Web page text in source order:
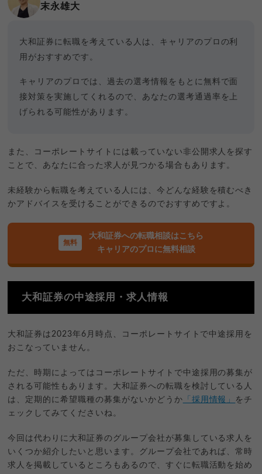
末永雄大
大和証券に転職を考えている人は、キャリアのプロの利
用がおすすめです。
キャリアのプロでは、過去の選考情報をもとに無料で面
接対策を実施してくれるので、あなたの選考通過率を上
げられる可能性があります。
また、コーポレートサイトには載っていない非公開求人を探す
ことで、あなたに合った求人が見つかる場合もあります。
未経験から転職を考えている人には、今どんな経験を積むべき
かアドバイスを受けることができるのでおすすめですよ。
大和証券への転職相談はこちら
キャリアのプロに無料相談
大和証券の中途採用・求人情報
大和証券は2023年6月時点、コーポレートサイトで中途採用を
おこなっていません。
ただ、時期によってはコーポレートサイトで中途採用の募集が
される可能性もあります。大和証券への転職を検討している人
は、定期的に希望職種の募集がないかどうか 「採用情報」
をチ
ェックしてみてくださいね。
今回は代わりに大和証券のグループ会社が募集している求人を
いくつか紹介したいと思います。グループ会社であれば、常時
求人を掲載しているところもあるので、すぐに転職活動を始め